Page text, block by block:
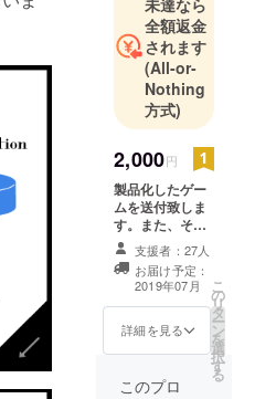
め、自分た
ちの携わっ
ているネッ
トワークを
テーマにし
たゲームを
考えてみま
した！
全額返金
されます
(All-or-
Nothing
方式)
2,000円
製品化したゲー
ムを送付致しま
す。また、その
後の拡張・修正
版等をリリース
する際にもご報
告させていただ
きます。
支援者：27人
お届け予定：
2019年07月
詳細を見る
こ
の
リ
タ
ー
ン
を
選
択
す
る
このプロ